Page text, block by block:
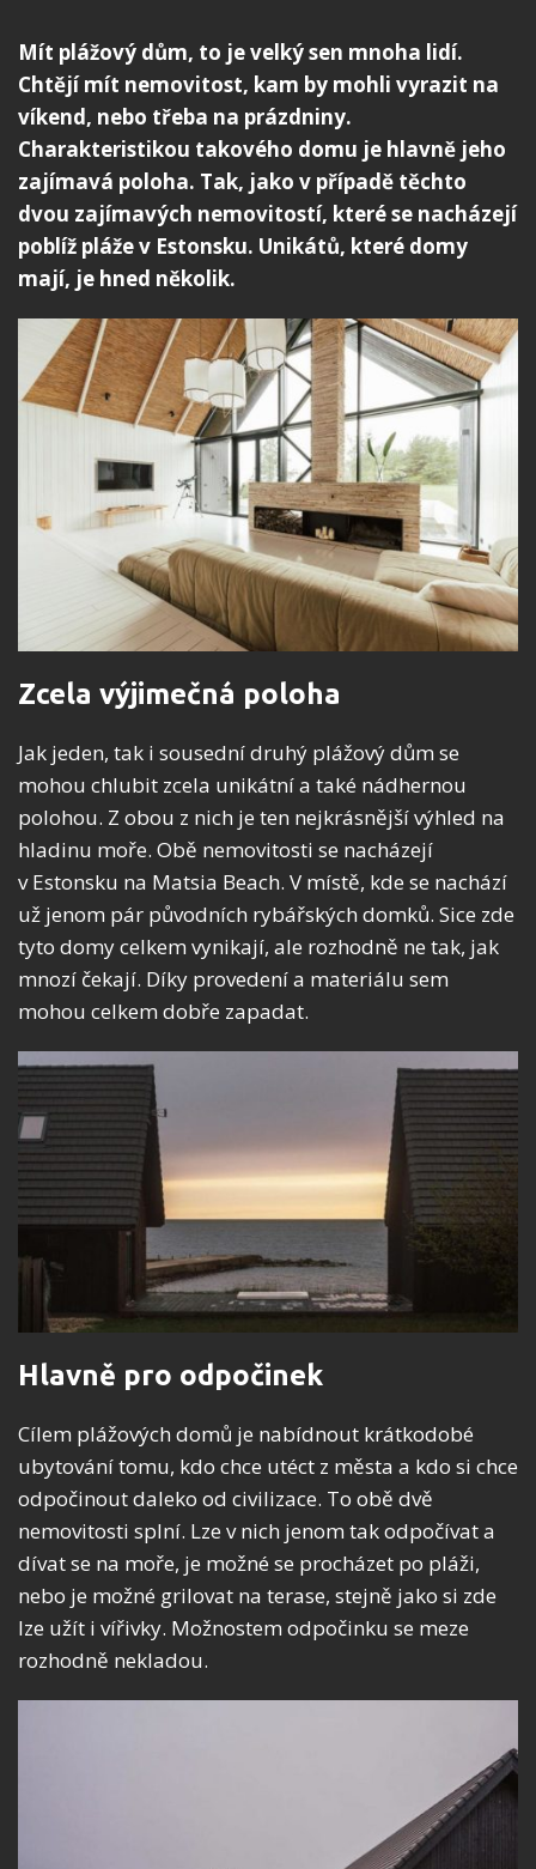
Mít plážový dům, to je velký sen mnoha lidí.
Chtějí mít nemovitost, kam by mohli vyrazit na
víkend, nebo třeba na prázdniny.
Charakteristikou takového domu je hlavně jeho
zajímavá poloha. Tak, jako v případě těchto
dvou zajímavých nemovitostí, které se nacházejí
poblíž pláže v Estonsku. Unikátů, které domy
mají, je hned několik.
Zcela výjimečná poloha
Jak jeden, tak i sousední druhý plážový dům se
mohou chlubit zcela unikátní a také nádhernou
polohou. Z obou z nich je ten nejkrásnější výhled na
hladinu moře. Obě nemovitosti se nacházejí
v Estonsku na Matsia Beach. V místě, kde se nachází
už jenom pár původních rybářských domků. Sice zde
tyto domy celkem vynikají, ale rozhodně ne tak, jak
mnozí čekají. Díky provedení a materiálu sem
mohou celkem dobře zapadat.
Hlavně pro odpočinek
Cílem plážových domů je nabídnout krátkodobé
ubytování tomu, kdo chce utéct z města a kdo si chce
odpočinout daleko od civilizace. To obě dvě
nemovitosti splní. Lze v nich jenom tak odpočívat a
dívat se na moře, je možné se procházet po pláži,
nebo je možné grilovat na terase, stejně jako si zde
lze užít i vířivky. Možnostem odpočinku se meze
rozhodně nekladou.